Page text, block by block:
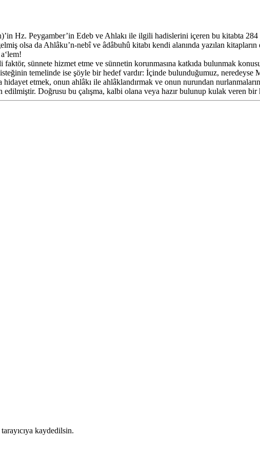
Hz. Peygamber’in Edeb ve Ahlakı ile ilgili hadislerini içeren bu kitabta 284
olsa da Ahlâku’n-nebî ve âdâbuhû kitabı kendi alanında yazılan kitapların
sünnete hizmet etme ve sünnetin korunmasına katkıda bulunmak
temelinde ise şöyle bir hedef vardır: İçinde bulunduğumuz, neredeyse
etmek, onun ahlâkı ile ahlâklandırmak ve onun nurundan
edilmiştir. Doğrusu bu çalışma, kalbi olana veya hazır bulunup kulak veren
kaydedilsin.